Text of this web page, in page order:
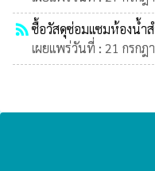
rss_feedซื้อวัสดุซ่อมแซมห้องน้ำส
เผยแพร่วันที่ : 21 กรกฎ